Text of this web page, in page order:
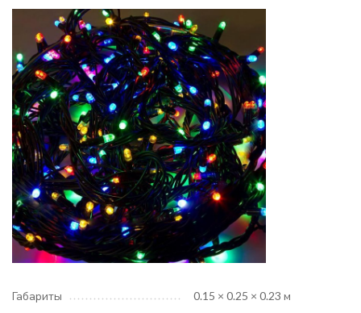
Габариты
0.15 × 0.25 × 0.23 м